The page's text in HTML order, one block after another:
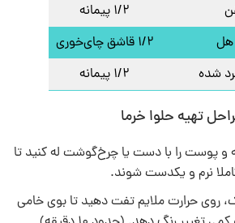
۱/۲ پیمانه
هل
۱/۲ قاشق چای‌خوری
شده
۱/۲ پیمانه
تهیه حلوا خرما
پوست را با دست یا چرخ‌گوشت له کنید تا
نرم و یکدست شوند.
روی حرارت ملایم تفت دهید تا بوی خامی